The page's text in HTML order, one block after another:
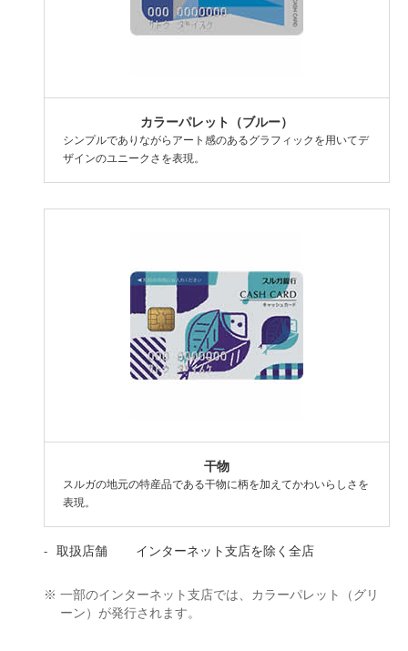
カラーパレット （ブルー）
シンプルでありながらアート感のあるグラフィックを用いてデ
ザインのユニークさを表現。
干物
スルガの地元の特産品である干物に柄を加えてかわいらしさを
表現。
取扱店舗 インターネット支店を除く全店
一部のインターネット支店では、カラーパレット（グリ
ーン）が発行されます。